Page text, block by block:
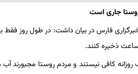
جاری است
خبرگزاری فارس در بیان داشت: در طول روز
ذخیره کنند.
کافی نیستند و مردم روستا مجبورند